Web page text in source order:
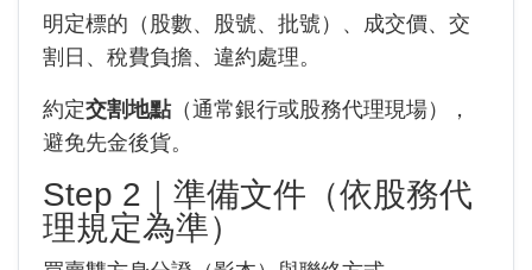
明定標的（股數、股號、批號）、成交價、交
割日、稅費負擔、違約處理。
約定交割地點（通常銀行或股務代理現場），
避免先金後貨。
Step 2｜準備文件（依股務代
理規定為準）